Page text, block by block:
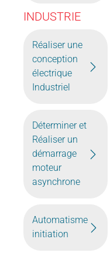
INDUSTRIE
Réaliser une
conception
électrique
Industriel
Déterminer et
Réaliser un
démarrage
moteur
asynchrone
Automatisme
initiation